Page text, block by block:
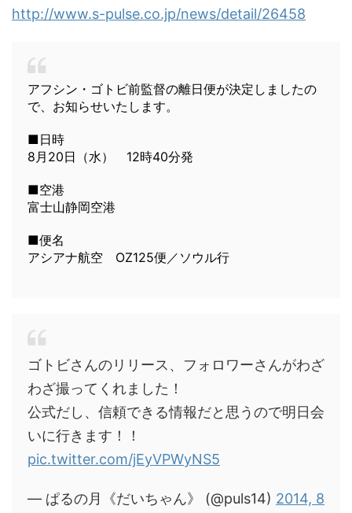
http://www.s-pulse.co.jp/news/detail/26458
アフシン・ゴトビ前監督の離日便が決定しましたの
で、お知らせいたします。
■日時
8月20日（水） 12時40分発
■空港
富士山静岡空港
■便名
アシアナ航空 OZ125便／ソウル行
ゴトビさんのリリース、フォロワーさんがわざ
わざ撮ってくれました！
公式だし、信頼できる情報だと思うので明日会
いに行きます！！
pic.twitter.com/jEyVPWyNS5
— ぱるの月《だいちゃん》 (@puls14) 2014, 8